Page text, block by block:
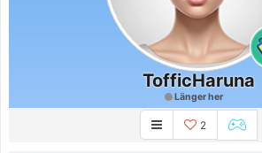
TofficHaruna
Länger her
2